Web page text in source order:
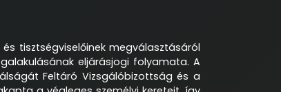
tisztségviselőinek megválasztásáról
eljárásjogi folyamata. A
Feltáró Vizsgálóbizottság és a